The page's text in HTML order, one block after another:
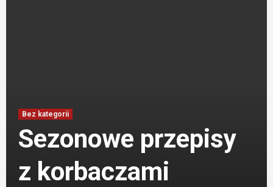
Bez kategorii
Sezonowe przepisy
z korbaczami
Aktualności